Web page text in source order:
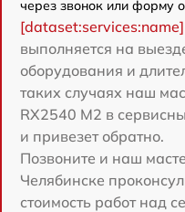
через звонок или форму
выполняется на
оборудования и
таких случаях наш
RX2540 M2 в
и привезет обратно.
Позвоните и наш
Челябинске
стоимость работ над